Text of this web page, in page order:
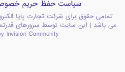
سیاست حفظ حریم
تمامی حقوق برای شرکت تجارت پایا
می باشد | این سایت توسط سرورهای
Invision Community